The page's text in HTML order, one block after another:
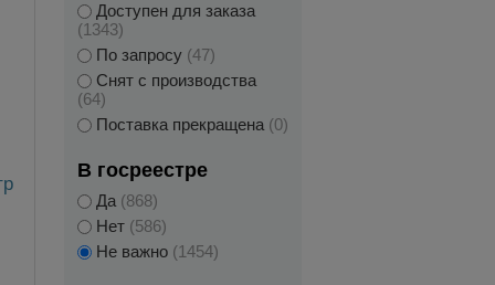
Доступен для заказа
(1343)
По запросу (47)
Снят с производства
(64)
Поставка прекращена (0)
В госреестре
Да (868)
Нет (586)
Не важно (1454)